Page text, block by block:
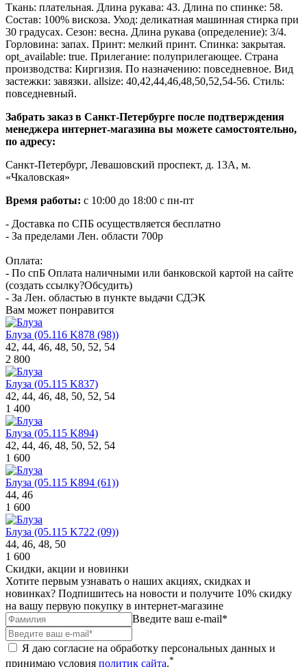
Ткань: плательная. Длина рукава: 43. Длина по спинке: 58.
Состав: 100% вискоза. Уход: деликатная машинная стирка при
30 градусах. Сезон: весна. Длина рукава (определение): 3/4.
Горловина: запах. Принт: мелкий принт. Спинка: закрытая.
opt_available: true. Прилегание: полуприлегающее. Страна
производства: Киргизия. По назначению: повседневное. Вид
застежки: завязки. allsize: 40,42,44,46,48,50,52,54-56. Стиль:
повседневный.
Забрать заказ в Санкт-Петербурге после подтверждения
менеджера интернет-магазина вы можете самостоятельно,
по адресу:
Санкт-Петербург, Левашовский проспект, д. 13А, м.
«Чкаловская»
Время работы: с 10:00 до 18:00 с пн-пт
- Доставка по СПБ осуществляется бесплатно
- За пределами Лен. области 700р
Оплата:
- По спБ Оплата наличными или банковской картой на сайте
(создать ссылку?Обсудить)
- За Лен. областью в пункте выдачи СДЭК
Вам может понравится
Блуза (05.116 K878 (98))
42, 44, 46, 48, 50, 52, 54
2 800
Блуза (05.115 K837)
42, 44, 46, 48, 50, 52, 54
1 400
Блуза (05.115 K894)
42, 44, 46, 48, 50, 52, 54
1 600
Блуза (05.115 K894 (61))
44, 46
1 600
Блуза (05.115 K722 (09))
44, 46, 48, 50
1 600
Скидки, акции и новинки
Хотите первым узнавать о наших акциях, скидках и
новинках? Подпишитесь на новости и получите 10% скидку
на вашу первую покупку в интернет-магазине
Введите ваш e-mail*
Я даю согласие на обработку персональных данных и
принимаю условия политик сайта.*